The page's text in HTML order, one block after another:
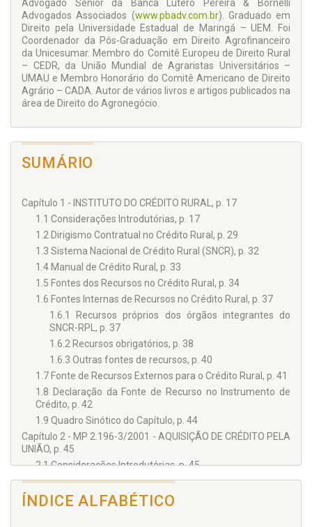
requisitos autorizadores da cessão e, consequentemente, a
procedimento ou não da cobrança instaurada pela União.
Advogado Sênior da Banca Lutero Pereira & Bornelli
Advogados Associados (www.pbadv.com.br). Graduado em
Direito pela Universidade Estadual de Maringá – UEM. Foi
Coordenador da Pós-Graduação em Direito Agrofinanceiro
da Unicesumar. Membro do Comitê Europeu de Direito Rural
– CEDR, da União Mundial de Agraristas Universitários –
UMAU e Membro Honorário do Comitê Americano de Direito
Agrário – CADA. Autor de vários livros e artigos publicados na
área de Direito do Agronegócio.
SUMÁRIO
Capítulo 1 - INSTITUTO DO CRÉDITO RURAL, p. 17
1.1 Considerações Introdutórias, p. 17
1.2 Dirigismo Contratual no Crédito Rural, p. 29
1.3 Sistema Nacional de Crédito Rural (SNCR), p. 32
1.4 Manual de Crédito Rural, p. 33
1.5 Fontes dos Recursos no Crédito Rural, p. 34
1.6 Fontes Internas de Recursos no Crédito Rural, p. 37
1.6.1 Recursos próprios dos órgãos integrantes do
SNCR-RPL, p. 37
1.6.2 Recursos obrigatórios, p. 38
1.6.3 Outras fontes de recursos, p. 40
1.7 Fonte de Recursos Externos para o Crédito Rural, p. 41
1.8 Declaração da Fonte de Recurso no Instrumento de
Crédito, p. 42
1.9 Quadro Sinótico do Capítulo, p. 44
Capítulo 2 - MP 2.196-3/2001 - AQUISIÇÃO DE CRÉDITO PELA
UNIÃO, p. 45
2.1 Considerações Introdutórias, p. 45
2.2 Autorização Dada à União para Negociar com
Empresas Integrantes do Sistema BNDES, p. 49
2.3 Da Autorização Dada à União para Negociar com
ÍNDICE ALFABÉTICO